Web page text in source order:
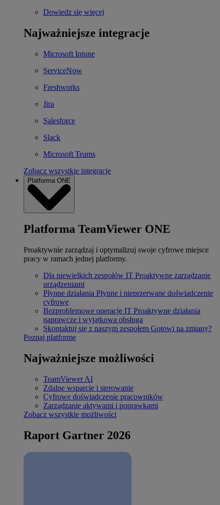
Dowiedz się więcej
Najważniejsze integracje
Microsoft Intune
ServiceNow
Freshworks
Jira
Salesforce
Slack
Microsoft Teams
Zobacz wszystkie integracje
Platforma ONE
Platforma TeamViewer ONE
Proaktywnie zarządzaj i optymalizuj swoje cyfrowe miejsce
pracy w ramach jednej platformy.
Dla niewielkich zespołów IT Proaktywne zarządzanie
urządzeniami
Płynne działania Płynne i nieprzerwane doświadczenie
cyfrowe
Bezproblemowe operacje IT Proaktywne działania
naprawcze i wyjątkowa obsługa
Skontaktuj się z naszym zespołem Gotowi na zmiany?
Poznaj platformę
Najważniejsze możliwości
TeamViewer AI
Zdalne wsparcie i sterowanie
Cyfrowe doświadczenie pracowników
Zarządzanie aktywami i poprawkami
Zobacz wszystkie możliwości
Raport Gartner 2026